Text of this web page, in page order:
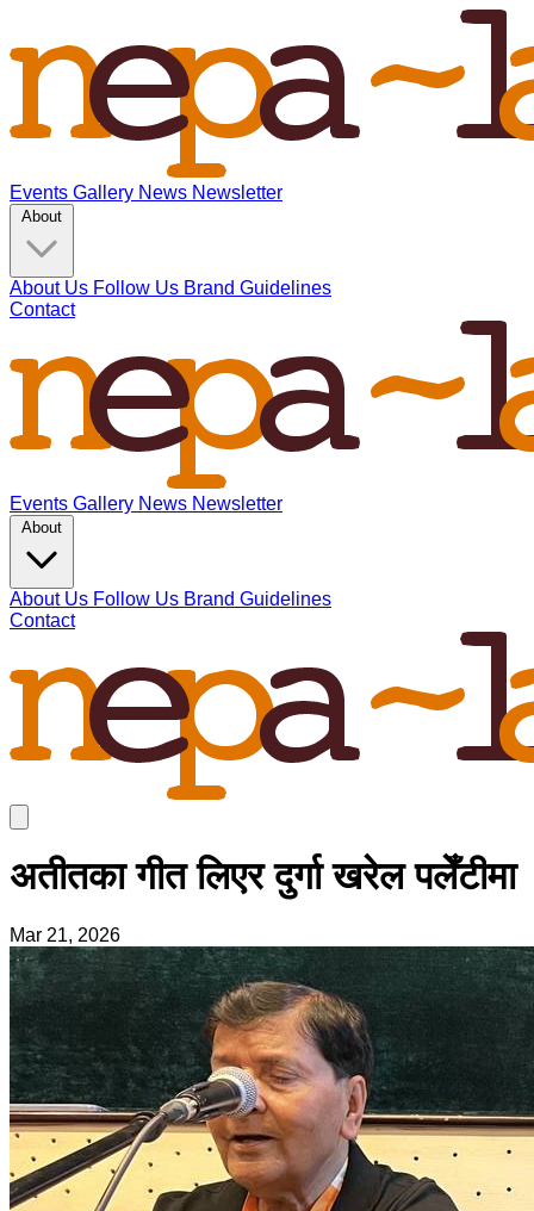
Events Gallery News Newsletter
About Us Follow Us Brand Guidelines
Contact
Events Gallery News Newsletter
About Us Follow Us Brand Guidelines
Contact
अतीतका गीत लिएर दुर्गा खरेल पलेँटीमा
Mar 21, 2026